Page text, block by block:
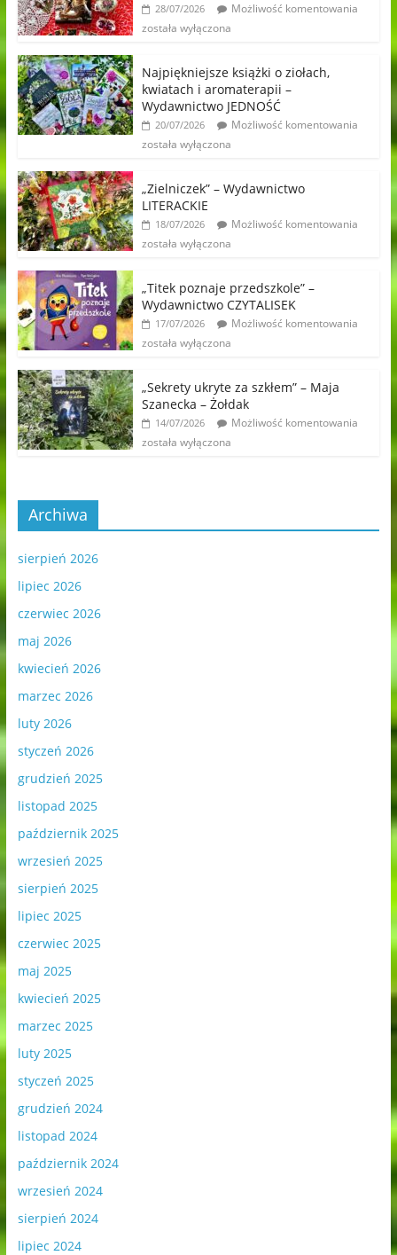
28/07/2026
Możliwość komentowania
została wyłączona
Najpiękniejsze książki o ziołach,
kwiatach i aromaterapii –
Wydawnictwo JEDNOŚĆ
20/07/2026
Możliwość komentowania
została wyłączona
„Zielniczek” – Wydawnictwo
LITERACKIE
18/07/2026
Możliwość komentowania
została wyłączona
„Titek poznaje przedszkole” –
Wydawnictwo CZYTALISEK
17/07/2026
Możliwość komentowania
została wyłączona
„Sekrety ukryte za szkłem” – Maja
Szanecka – Żołdak
14/07/2026
Możliwość komentowania
została wyłączona
Archiwa
sierpień 2026
lipiec 2026
czerwiec 2026
maj 2026
kwiecień 2026
marzec 2026
luty 2026
styczeń 2026
grudzień 2025
listopad 2025
październik 2025
wrzesień 2025
sierpień 2025
lipiec 2025
czerwiec 2025
maj 2025
kwiecień 2025
marzec 2025
luty 2025
styczeń 2025
grudzień 2024
listopad 2024
październik 2024
wrzesień 2024
sierpień 2024
lipiec 2024